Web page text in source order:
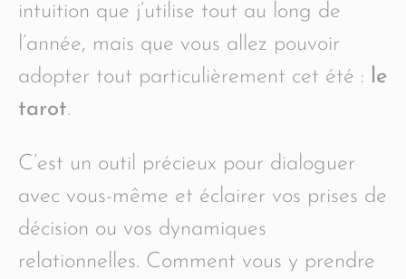
intuition que j’utilise tout au long de
l’année, mais que vous allez pouvoir
adopter tout particulièrement cet été : le
tarot.
C’est un outil précieux pour dialoguer
avec vous-même et éclairer vos prises de
décision ou vos dynamiques
relationnelles. Comment vous y prendre